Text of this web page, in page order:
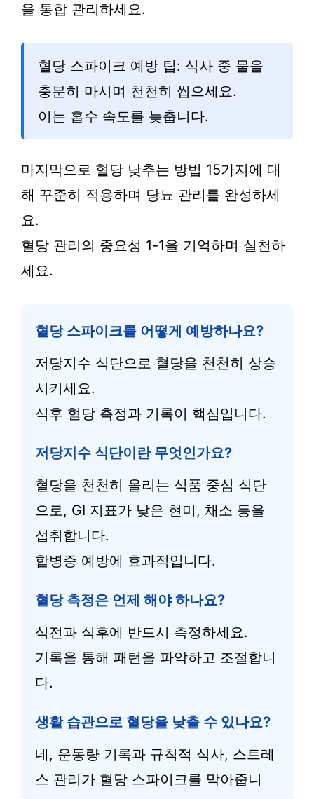
을 통합 관리하세요.
혈당 스파이크 예방 팁: 식사 중 물을
충분히 마시며 천천히 씹으세요.
이는 흡수 속도를 늦춥니다.
마지막으로 혈당 낮추는 방법 15가지에 대
해 꾸준히 적용하며 당뇨 관리를 완성하세
요.
혈당 관리의 중요성 1-1을 기억하며 실천하
세요.
혈당 스파이크를 어떻게 예방하나요?
저당지수 식단으로 혈당을 천천히 상승
시키세요.
식후 혈당 측정과 기록이 핵심입니다.
저당지수 식단이란 무엇인가요?
혈당을 천천히 올리는 식품 중심 식단
으로, GI 지표가 낮은 현미, 채소 등을
섭취합니다.
합병증 예방에 효과적입니다.
혈당 측정은 언제 해야 하나요?
식전과 식후에 반드시 측정하세요.
기록을 통해 패턴을 파악하고 조절합니
다.
생활 습관으로 혈당을 낮출 수 있나요?
네, 운동량 기록과 규칙적 식사, 스트레
스 관리가 혈당 스파이크를 막아줍니